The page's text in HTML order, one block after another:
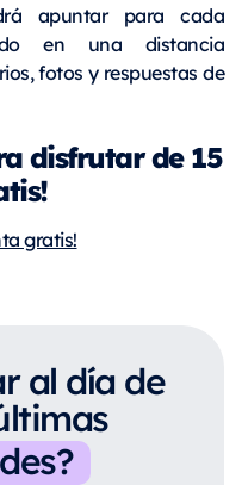
apuntar para cada
en una distancia
fotos y respuestas de
disfrutar de 15
gratis!
al día de